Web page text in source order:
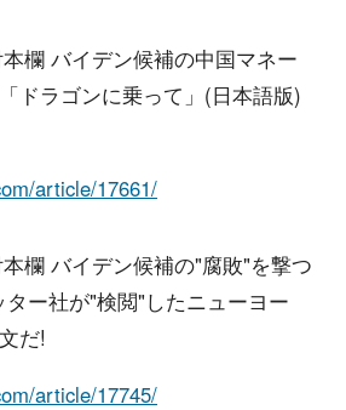
欄 バイデン候補の中国マネー
ドラゴンに乗って」(日本語版)
article/17661/
欄 バイデン候補の"腐敗"を撃つ
ー社が"検閲"したニューヨー
だ!
article/17745/